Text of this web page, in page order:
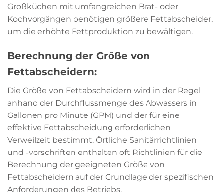
Großküchen mit umfangreichen Brat- oder
Kochvorgängen benötigen größere Fettabscheider,
um die erhöhte Fettproduktion zu bewältigen.
Berechnung der Größe von
Fettabscheidern:
Die Größe von Fettabscheidern wird in der Regel
anhand der Durchflussmenge des Abwassers in
Gallonen pro Minute (GPM) und der für eine
effektive Fettabscheidung erforderlichen
Verweilzeit bestimmt. Örtliche Sanitärrichtlinien
und -vorschriften enthalten oft Richtlinien für die
Berechnung der geeigneten Größe von
Fettabscheidern auf der Grundlage der spezifischen
Anforderungen des Betriebs.